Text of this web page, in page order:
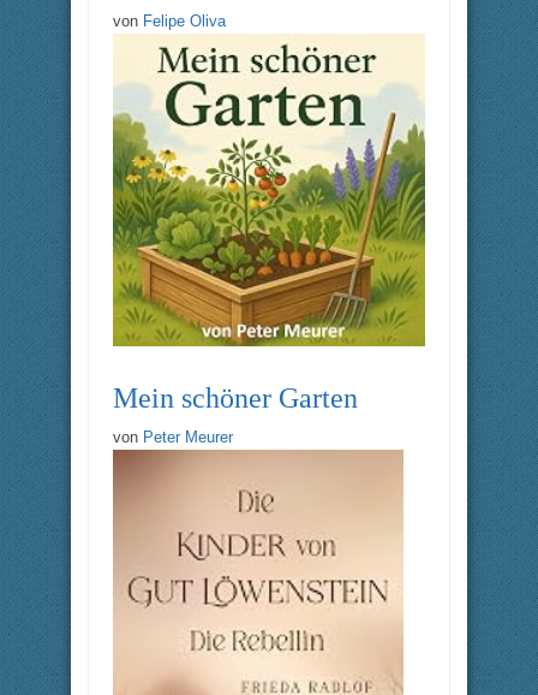
von Felipe Oliva
Mein schöner Garten
von Peter Meurer